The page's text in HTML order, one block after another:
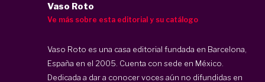
Vaso Roto
Ve más sobre esta editorial y su catálogo
Vaso Roto es una casa editorial fundada en Barcelona,
España en el 2005. Cuenta con sede en México.
Dedicada a dar a conocer voces aún no difundidas en